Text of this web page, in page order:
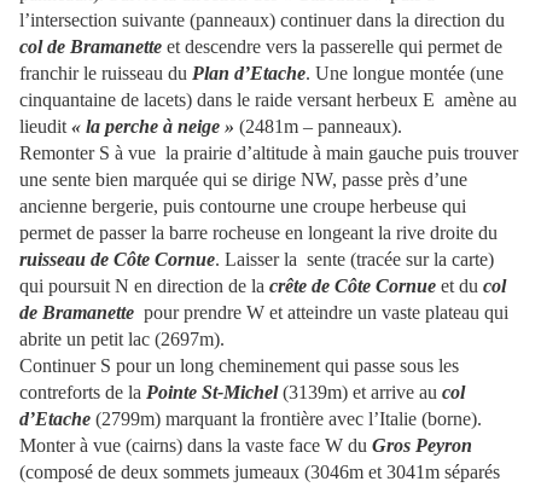
l’intersection suivante (panneaux) continuer dans la direction du
col de Bramanette et descendre vers la passerelle qui permet de
franchir le ruisseau du Plan d’Etache. Une longue montée (une
cinquantaine de lacets) dans le raide versant herbeux E amène au
lieudit « la perche à neige » (2481m – panneaux).
Remonter S à vue la prairie d’altitude à main gauche puis trouver
une sente bien marquée qui se dirige NW, passe près d’une
ancienne bergerie, puis contourne une croupe herbeuse qui
permet de passer la barre rocheuse en longeant la rive droite du
ruisseau de Côte Cornue. Laisser la sente (tracée sur la carte)
qui poursuit N en direction de la crête de Côte Cornue et du col
de Bramanette pour prendre W et atteindre un vaste plateau qui
abrite un petit lac (2697m).
Continuer S pour un long cheminement qui passe sous les
contreforts de la Pointe St-Michel(3139m) et arrive au col
d’Etache (2799m) marquant la frontière avec l’Italie (borne).
Monter à vue (cairns) dans la vaste face W du Gros Peyron
(composé de deux sommets jumeaux (3046m et 3041m séparés